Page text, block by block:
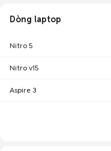
Dòng laptop
Nitro 5
Nitro v15
Aspire 3